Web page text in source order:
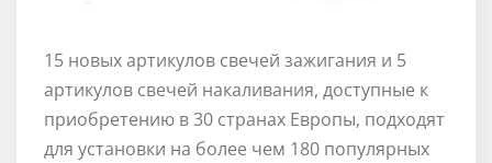
15 новых артикулов свечей зажигания и 5
артикулов свечей накаливания, доступные к
приобретению в 30 странах Европы, подходят
для установки на более чем 180 популярных